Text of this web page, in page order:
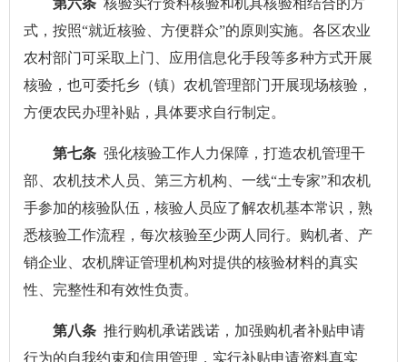
第六条 核验实行资料核验和机具核验相结合的方
式，按照“就近核验、方便群众”的原则实施。各区农业
农村部门可采取上门、应用信息化手段等多种方式开展
核验，也可委托乡（镇）农机管理部门开展现场核验，
方便农民办理补贴，具体要求自行制定。
第七条 强化核验工作人力保障，打造农机管理干
部、农机技术人员、第三方机构、一线“土专家”和农机
手参加的核验队伍，核验人员应了解农机基本常识，熟
悉核验工作流程，每次核验至少两人同行。购机者、产
销企业、农机牌证管理机构对提供的核验材料的真实
性、完整性和有效性负责。
第八条 推行购机承诺践诺，加强购机者补贴申请
行为的自我约束和信用管理，实行补贴申请资料真实